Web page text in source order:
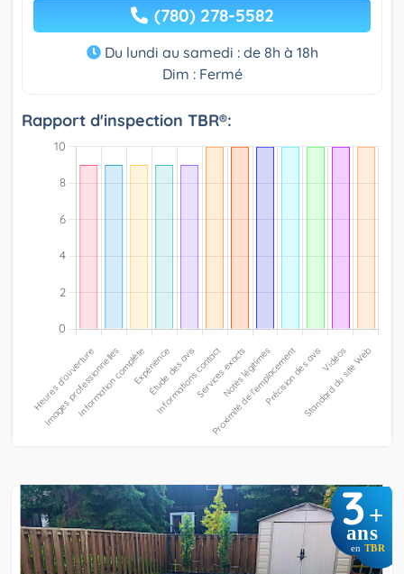
(780) 278-5582
Du lundi au samedi : de 8h à 18h
Dim : Fermé
Rapport d'inspection TBR®:
3+
ans
en TBR